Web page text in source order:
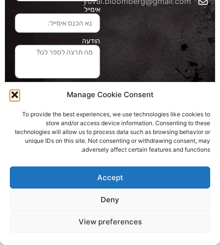
Manage Cookie Consent
To provide the best experiences, we use technologies like cookies to
store and/or access device information. Consenting to these
technologies will allow us to process data such as browsing behavior or
unique IDs on this site. Not consenting or withdrawing consent, may
adversely affect certain features and functions.
Accept
Deny
View preferences
אימייל
הודעה
בדרך אלינו
האתר עוצב ונבנה ע"י סטודיו מומנטום
כל הזכויות שמורות ליובל בלומברג 2024